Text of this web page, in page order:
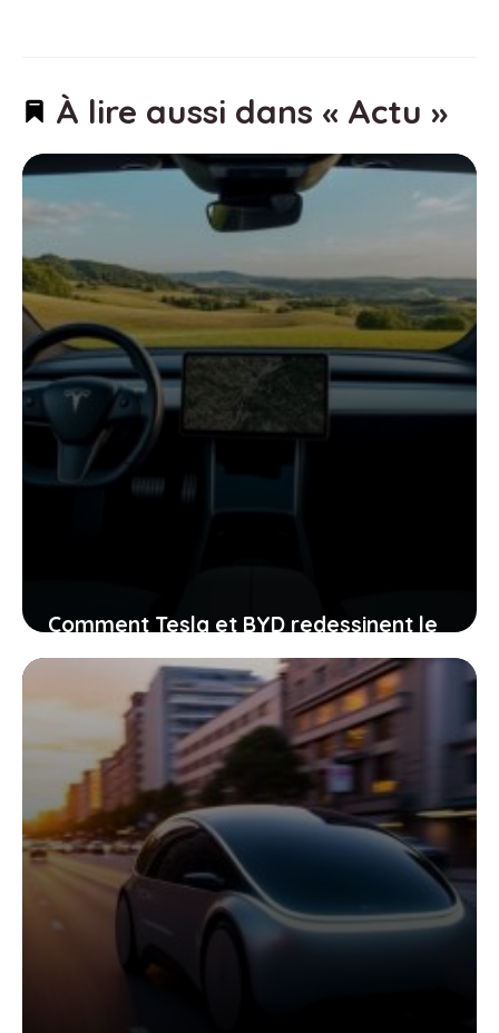
À lire aussi dans « Actu »
Comment Tesla et BYD redessinent le
paysage des voitures électriques en
France en avril